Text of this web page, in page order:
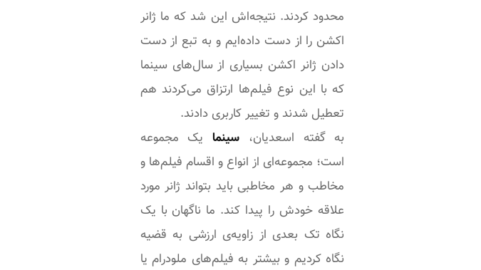
محدود کردند. نتیجه‌اش این شد که ما ژانر
اکشن را از دست داده‌ایم و به تبع از دست
دادن ژانر اکشن بسیاری از سال‌های سینما
که با این نوع فیلم‌ها ارتزاق می‌کردند هم
تعطیل شدند و تغییر کاربری دادند.
به گفته اسعدیان، سینما یک مجموعه
است؛ مجموعه‌ای از انواع و اقسام فیلم‌ها و
مخاطب و هر مخاطبی باید بتواند ژانر مورد
علاقه خودش را پیدا کند. ما ناگهان با یک
نگاه تک بعدی از زاویه‌ی ارزشی به قضیه
نگاه کردیم و بیشتر به فیلم‌های ملودرام یا